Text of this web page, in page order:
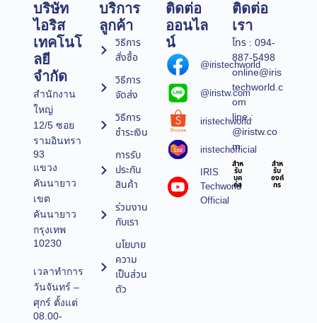
บริษัท
ไอริส
เทคโนโ
ลยี
จำกัด
สำนักงาน
ใหญ่
12/5 ซอย
รามอินทรา
93
แขวง
คันนายาว
เขต
คันนายาว
กรุงเทพ
10230
เวลาทำการ
วันจันทร์ –
ศุกร์ ตั้งแต่
08.00-
บริการ
ลูกค้า
วิธีการ
สั่งซื้อ
วิธีการ
จัดส่ง
วิธีการ
ชำระเงิน
การรับ
ประกัน
สินค้า
ร่วมงาน
กับเรา
นโยบาย
ความ
เป็นส่วน
ตัว
ติดต่อ
ออนไล
น์
@iristechworld
@iristw.com
iristechworld
iristechofficial
IRIS
Techworld
Official
ติดต่อ
เรา
โทร : 094-
887-5498
online@iris
techworld.c
om
line :
@iristw.co
m
สำห
รับ
บุค
คล
สำห
รับ
องค์
กร